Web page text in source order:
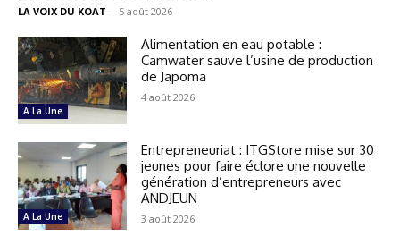
LA VOIX DU KOAT - 5 août 2026
A La Une
Alimentation en eau potable :
Camwater sauve l’usine de production
de Japoma
4 août 2026
A La Une
Entrepreneuriat : ITGStore mise sur 30
jeunes pour faire éclore une nouvelle
génération d’entrepreneurs avec
ANDJEUN
3 août 2026